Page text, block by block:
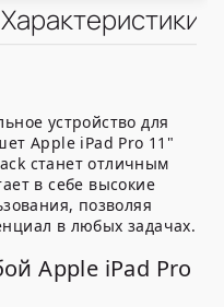
Характеристики
устройство для
Apple iPad Pro 11"
станет отличным
в себе высокие
позволяя
в любых задачах.
Apple iPad Pro